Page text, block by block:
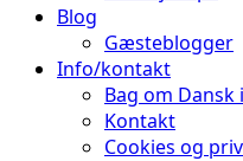
Blog
Gæsteblogger
Info/kontakt
Bag om Dansk
Kontakt
Cookies og